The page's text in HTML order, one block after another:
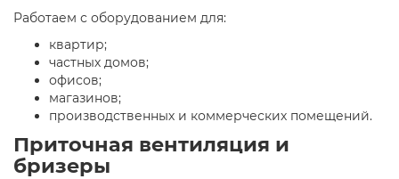
Работаем с оборудованием для:
квартир;
частных домов;
офисов;
магазинов;
производственных и коммерческих помещений.
Приточная вентиляция и
бризеры